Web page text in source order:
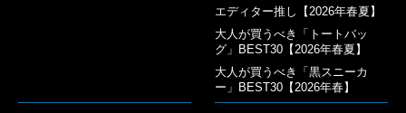
エディター推し【2026年春夏】
大人が買うべき「トートバッ
グ」BEST30【2026年春夏】
大人が買うべき「黒スニーカ
ー」BEST30【2026年春】